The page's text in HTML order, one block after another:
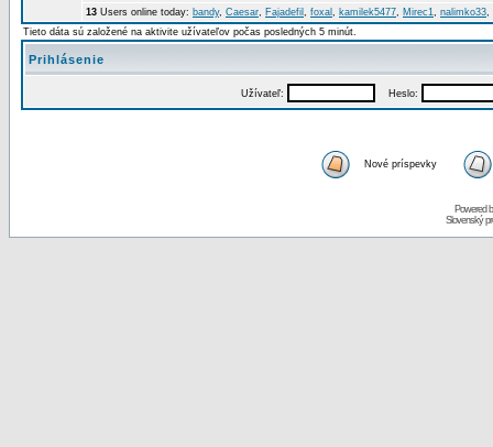
13 Users online today: bandy, Caesar, Fajadefil , foxal , kamilek5477, Mirec1, nalimko33,
Tieto dáta sú založené na aktivite užívateľov počas posledných 5 minút.
Prihlásenie
Užívateľ: Heslo:
Nové príspevky
Powered
Slovenský